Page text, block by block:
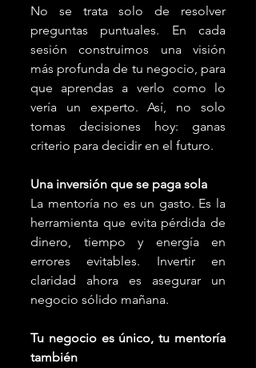
No se trata solo de resolver
preguntas puntuales. En cada
sesión construimos una visión
más profunda de tu negocio, para
que aprendas a verlo como lo
vería un experto. Así, no solo
tomas decisiones hoy: ganas
criterio para decidir en el futuro.
Una inversión que se paga sola
La mentoría no es un gasto. Es la
herramienta que evita pérdida de
dinero, tiempo y energía en
errores evitables. Invertir en
claridad ahora es asegurar un
negocio sólido mañana.
Tu negocio es único, tu mentoría
también